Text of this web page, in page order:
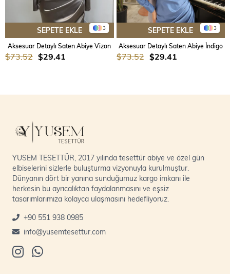
3
SEPETE EKLE
Aksesuar Detaylı Saten Abiye Vizon
$29.41
$73.52
3
SEPETE EKLE
Aksesuar Detaylı Saten Abiye İndigo
$29.41
$73.52
YUSEM TESETTÜR, 2017 yılında tesettür abiye ve özel gün
elbiselerini sizlerle buluşturma vizyonuyla kurulmuştur.
Dünyanın dört bir yanına sunduğumuz kargo imkanı ile
herkesin bu ayrıcalıktan faydalanmasını ve eşsiz
tasarımlarımıza kolayca ulaşmasını hedefliyoruz.
+90 551 938 0985
info@yusemtesettur.com